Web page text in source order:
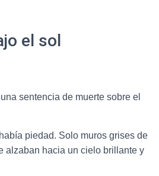
el sol
sentencia de muerte sobre el
piedad. Solo muros grises de
alzaban hacia un cielo brillante y